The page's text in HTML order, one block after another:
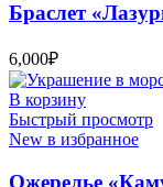
Браслет
6,000₽
В корзину
Быстрый просмотр
New в избранное
Ожерелье